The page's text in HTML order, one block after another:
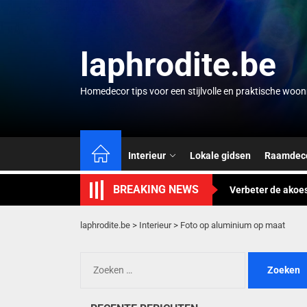
laphrodite.be
Homedecor tips voor een stijlvolle en praktische
Interieur Lokale gidsen
BREAKING NEWS
Verbeter de
Wandkalender
Paisley patroon:
Slimme
Modulaire
laphrodite.be > Interieur> Foto op aluminium op maat
naar: